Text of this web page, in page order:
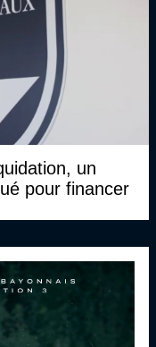
un
pour financer